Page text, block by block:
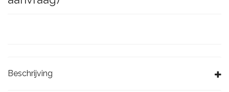
Beschrijving